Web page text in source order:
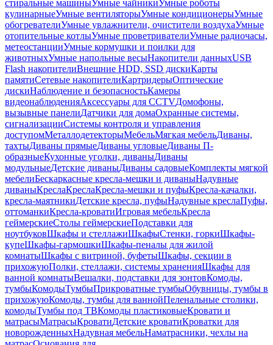
стиральные машиныУмные чайникиУмные роботы
кулинарныеУмные вентиляторыУмные кондиционерыУмные
обогревателиУмные увлажнители, очистители воздухаУмные
отопительные котлыУмные проветривателиУмные радиочасы,
метеостанцииУмные кормушки и поилки для
животныхУмные напольные весыНакопители данныхUSB
Flash накопителиВнешние HDD, SSD дискиКарты
памятиСетевые накопителиКартридерыОптические
дискиНаблюдение и безопасностьКамеры
видеонаблюденияАксессуары для CCTVДомофоны,
вызывные панелиДатчики для домаОхранные системы,
сигнализацииСистемы контроля и управления
доступомМеталлодетекторыМебельМягкая мебельДиваны,
тахтыДиваны прямыеДиваны угловыеДиваны П-
образныеКухонные уголки, диваныДиваны
модульныеДетские диваныДиваны садовыеКомплекты мягкой
мебелиБескаркасные кресла-мешки и диваныНадувные
диваныКреслаКреслаКресла-мешки и пуфыКресла-качалки,
кресла-маятникиДетские кресла, пуфыНадувные креслаПуфы,
оттоманкиКресла-кроватиИгровая мебельКресла
геймерскиеСтолы геймерскиеПодставки для
ноутбуковШкафы и стеллажиШкафыСтенки, горкиШкафы-
купеШкафы-гармошкиШкафы-пеналы для жилой
комнатыШкафы с витриной, буфетыШкафы, секции в
прихожуюПолки, стеллажи, системы храненияШкафы для
ванной комнатыВешалки, подставки для зонтовКомоды,
тумбыКомодыТумбыПрикроватные тумбыОбувницы, тумбы в
прихожуюКомоды, тумбы для ваннойПеленальные столики,
комодыТумбы под ТВКомоды пластиковыеКровати и
матрасыМатрасыКроватиДетские кроватиКроватки для
новорожденныхНадувная мебельНаматрасники, чехлы на